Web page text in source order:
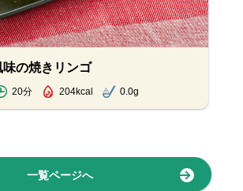
味の焼きリンゴ
20分 204kcal 0.0g
一覧ページへ